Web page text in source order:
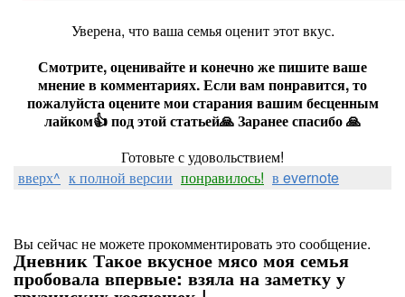
Уверена, что ваша семья оценит этот вкус.
Смотрите, оценивайте и конечно же пишите ваше
мнение в комментариях. Если вам понравится, то
пожалуйста оцените мои старания вашим бесценным
лайком👍 под этой статьей🙏 Заранее спасибо 🙏
Готовьте с удовольствием!
вверх^ к полной версии понравилось! в evernote
Вы сейчас не можете прокомментировать это сообщение.
Дневник Такое вкусное мясо моя семья
пробовала впервые: взяла на заметку у